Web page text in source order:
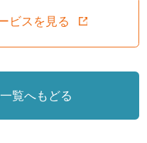
ビスを見る
覧へもどる